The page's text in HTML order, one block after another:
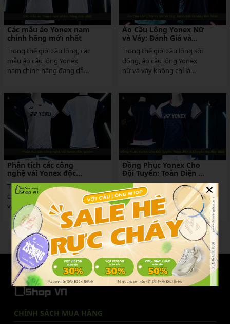
Các mẫu áo Yonex nam
chính hãng mới nhất
Trong thế giới cầu lông, các
mẫu áo cầu lông Yonex
nam chính hãng đang dẫn
Áo Cầu Lông Yonex Nữ
và Váy: Đánh Giá và
Mẫu Mới Nhất
Trong thế giới cầu lông sôi
động, áo cầu lông Yonex
nữ và váy không chỉ là
Phân tích các công
nghệ vải Yonex độc
quyền
Trong thế giới cầu lông
chuyên nghiệp, công nghệ
vải Yonex độc quyền đang
dẫn đầu xu hướng, mang
đến sự thoải mái tối ưu...
Đồng Phục Yonex Cho
Đội Tuyển: Toàn Diện &
Chuyên Nghiệp 2026
Trong thế giới cầu lông
chuyên nghiệp, đồng phục
Yonex cho đội tuyển không
chỉ là trang phục thi đấu
mà còn là biểu tượng...
1 2 ... 21
VOTCAULONGSHOP.VN
CHÍNH SÁCH MUA HÀNG
×